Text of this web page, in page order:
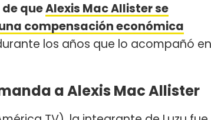
queAlexis Mac Allister se
compensación económica
los años que lo acompañó en
a Alexis Mac Allister